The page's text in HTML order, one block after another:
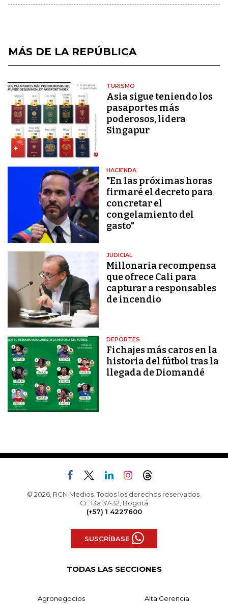
MÁS DE LA REPÚBLICA
TURISMO
Asia sigue teniendo los
pasaportes más
poderosos, lidera
Singapur
HACIENDA
"En las próximas horas
firmaré el decreto para
concretar el
congelamiento del
gasto"
JUDICIAL
Millonaria recompensa
que ofrece Cali para
capturar a responsables
de incendio
DEPORTES
Fichajes más caros en la
historia del fútbol tras la
llegada de Diomandé
© 2026, RCN Medios. Todos los derechos reservados.
Cr. 13a 37-32, Bogotá
(+57) 1 4227600
SUSCRÍBASE
TODAS LAS SECCIONES
Agronegocios Alta Gerencia